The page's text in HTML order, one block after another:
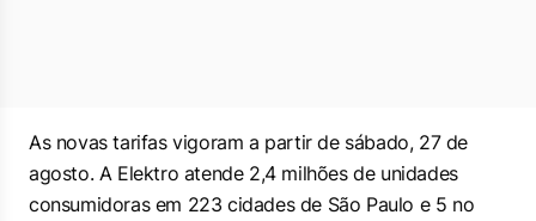
As novas tarifas vigoram a partir de sábado, 27 de
agosto. A Elektro atende 2,4 milhões de unidades
consumidoras em 223 cidades de São Paulo e 5 no